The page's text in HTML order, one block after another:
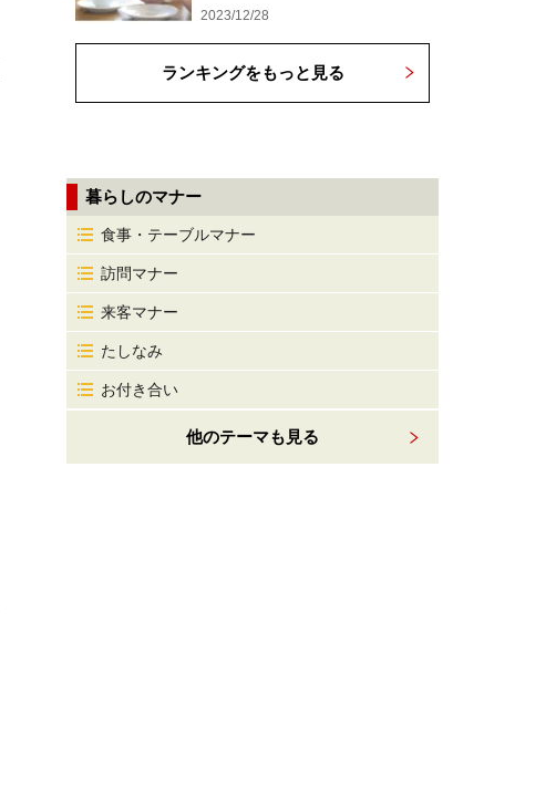
2023/12/28
ランキングをもっと見る
暮らしのマナー
食事・テーブルマナー
訪問マナー
来客マナー
たしなみ
お付き合い
他のテーマも見る